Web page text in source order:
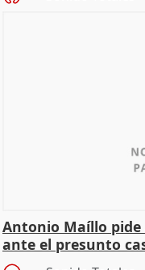
Antonio Maíllo
ante el presunto